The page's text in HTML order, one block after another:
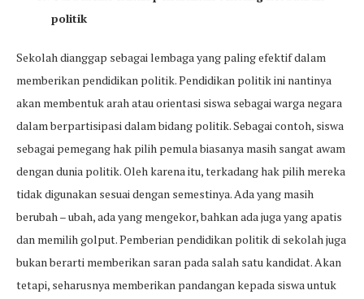
politik
Sekolah dianggap sebagai lembaga yang paling efektif dalam
memberikan pendidikan politik. Pendidikan politik ini nantinya
akan membentuk arah atau orientasi siswa sebagai warga negara
dalam berpartisipasi dalam bidang politik. Sebagai contoh, siswa
sebagai pemegang hak pilih pemula biasanya masih sangat awam
dengan dunia politik. Oleh karena itu, terkadang hak pilih mereka
tidak digunakan sesuai dengan semestinya. Ada yang masih
berubah – ubah, ada yang mengekor, bahkan ada juga yang apatis
dan memilih golput. Pemberian pendidikan politik di sekolah juga
bukan berarti memberikan saran pada salah satu kandidat. Akan
tetapi, seharusnya memberikan pandangan kepada siswa untuk